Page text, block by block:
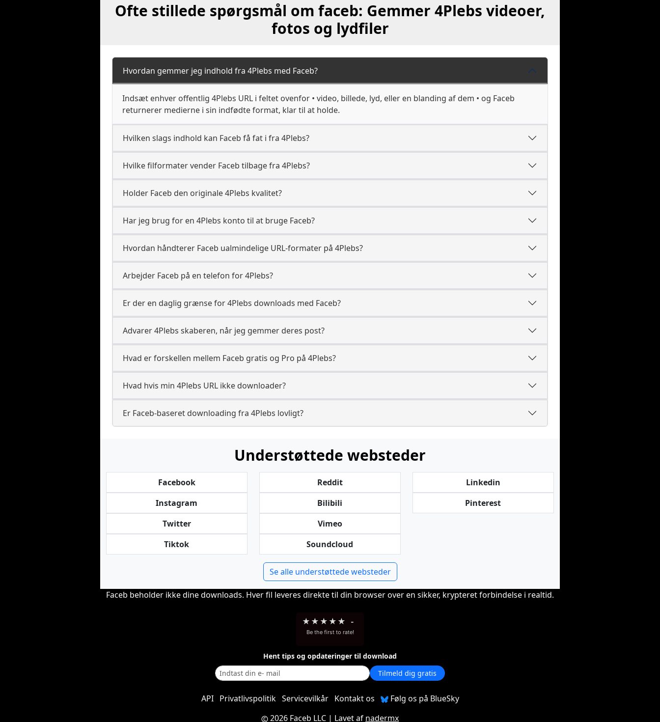
Ofte stillede spørgsmål om faceb: Gemmer 4Plebs videoer,
fotos og lydfiler
Hvordan gemmer jeg indhold fra 4Plebs med Faceb?
Indsæt enhver offentlig 4Plebs URL i feltet ovenfor • video, billede, lyd, eller en blanding af dem • og Faceb
returnerer medierne i sin indfødte format, klar til at holde.
Hvilken slags indhold kan Faceb få fat i fra 4Plebs?
Hvilke filformater vender Faceb tilbage fra 4Plebs?
Holder Faceb den originale 4Plebs kvalitet?
Har jeg brug for en 4Plebs konto til at bruge Faceb?
Hvordan håndterer Faceb ualmindelige URL-formater på 4Plebs?
Arbejder Faceb på en telefon for 4Plebs?
Er der en daglig grænse for 4Plebs downloads med Faceb?
Advarer 4Plebs skaberen, når jeg gemmer deres post?
Hvad er forskellen mellem Faceb gratis og Pro på 4Plebs?
Hvad hvis min 4Plebs URL ikke downloader?
Er Faceb-baseret downloading fra 4Plebs lovligt?
Understøttede websteder
Facebook
Instagram
Twitter
Tiktok
Reddit
Bilibili
Vimeo
Soundcloud
Linkedin
Pinterest
Se alle understøttede websteder
Faceb beholder ikke dine downloads. Hver fil leveres direkte til din browser over en sikker, krypteret forbindelse i realtid.
★ ★ ★ ★ ★ -
Be the first to rate!
Hent tips og opdateringer til download
Tilmeld dig gratis
API Privatlivspolitik Servicevilkår Kontakt os
Følg os på BlueSky
2026 Faceb LLC | Lavet af nadermx